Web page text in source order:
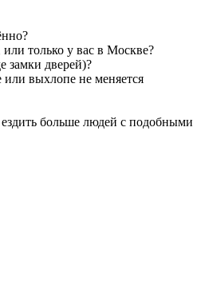
только у вас в Москве?
замки дверей)?
или выхлопе не меняется
ездить больше людей с подобными